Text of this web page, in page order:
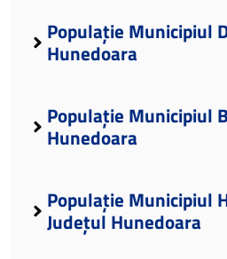
Populație Municipiul
Hunedoara
Populație Municipiul
Hunedoara
Populație Municipiul
Județul Hunedoara